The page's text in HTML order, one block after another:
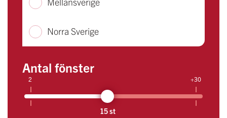
Norra Sverige
Antal fönster
2 +30
15 st